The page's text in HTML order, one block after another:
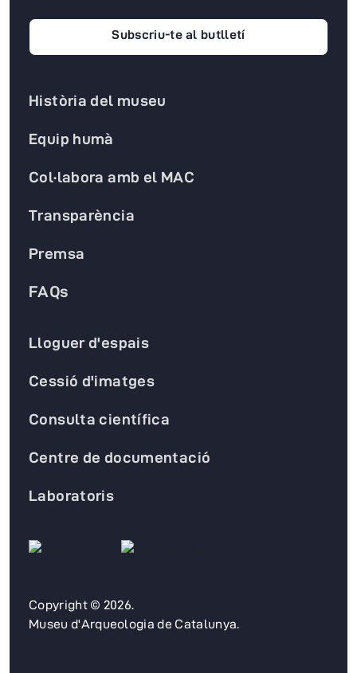
Copyright © 2026.
Museu d'Arqueologia de Catalunya.
Història del museu
Equip humà
Col·labora amb el MAC
Transparència
Premsa
FAQs
Lloguer d'espais
Cessió d'imatges
Consulta científica
Centre de documentació
Laboratoris
Subscriu-te al butlletí